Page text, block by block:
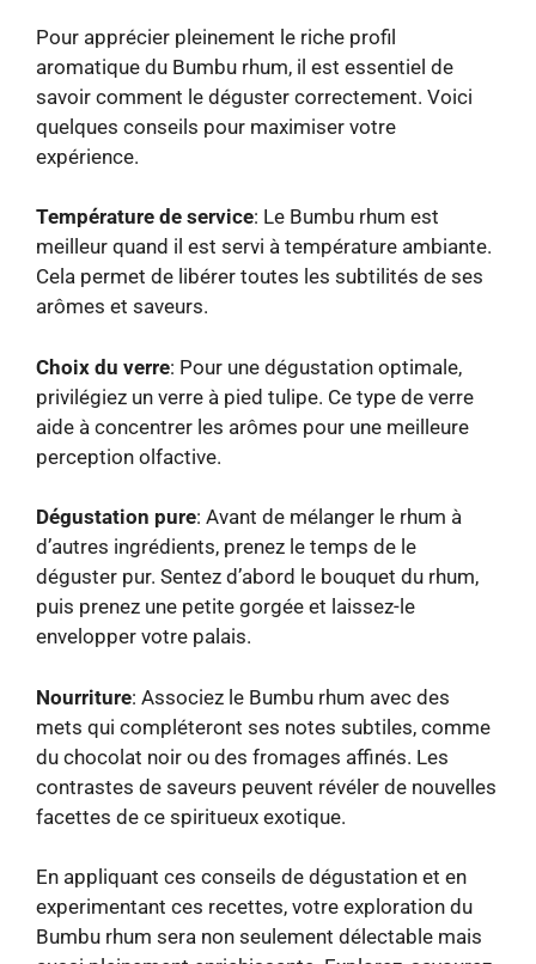
Pour apprécier pleinement le riche profil
aromatique du Bumbu rhum, il est essentiel de
savoir comment le déguster correctement. Voici
quelques conseils pour maximiser votre
expérience.
Température de service: Le Bumbu rhum est
meilleur quand il est servi à température ambiante.
Cela permet de libérer toutes les subtilités de ses
arômes et saveurs.
Choix du verre: Pour une dégustation optimale,
privilégiez un verre à pied tulipe. Ce type de verre
aide à concentrer les arômes pour une meilleure
perception olfactive.
Dégustation pure: Avant de mélanger le rhum à
d’autres ingrédients, prenez le temps de le
déguster pur. Sentez d’abord le bouquet du rhum,
puis prenez une petite gorgée et laissez-le
envelopper votre palais.
Nourriture: Associez le Bumbu rhum avec des
mets qui compléteront ses notes subtiles, comme
du chocolat noir ou des fromages affinés. Les
contrastes de saveurs peuvent révéler de nouvelles
facettes de ce spiritueux exotique.
En appliquant ces conseils de dégustation et en
experimentant ces recettes, votre exploration du
Bumbu rhum sera non seulement délectable mais